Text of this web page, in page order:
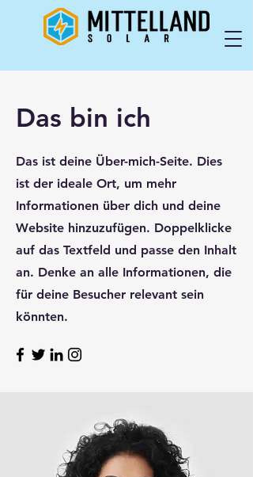
Das bin ich
Das ist deine Über-mich-Seite. Dies
ist der ideale Ort, um mehr
Informationen über dich und deine
Website hinzuzufügen. Doppelklicke
auf das Textfeld und passe den Inhalt
an. Denke an alle Informationen, die
für deine Besucher relevant sein
könnten.